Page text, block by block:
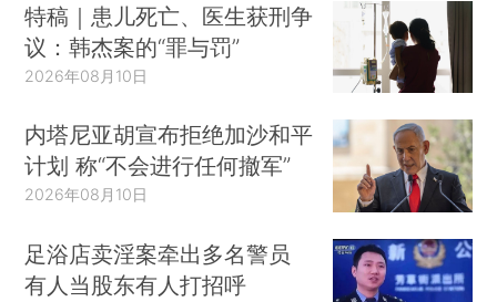
特稿｜患儿死亡、医生获刑争
议：韩杰案的“罪与罚”
2026年08月10日
内塔尼亚胡宣布拒绝加沙和平
计划 称“不会进行任何撤军”
2026年08月10日
足浴店卖淫案牵出多名警员
有人当股东有人打招呼